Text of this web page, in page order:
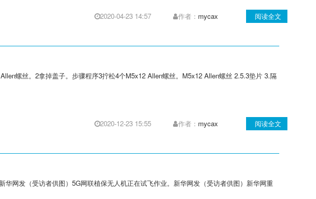
2020-04-23 14:57 作者： mycax 阅读全文
螺丝。2拿掉盖子。步骤程序3拧松4个M5x12 Allen螺丝。M5x12 Allen螺丝 2.5.3垫片 3.隔
2020-12-23 15:55 作者： mycax 阅读全文
网发（受访者供图）5G网联植保无人机正在试飞作业。新华网发（受访者供图）新华网重